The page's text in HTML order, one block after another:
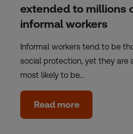
extended to millions
informal workers
Informal workers tend to be
social protection, yet they are
most likely to be…
Read more